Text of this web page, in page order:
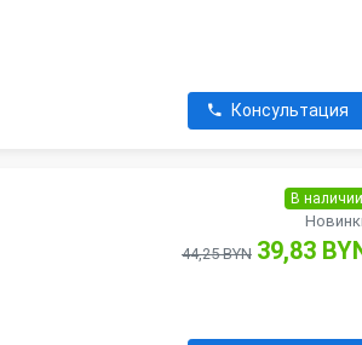
Консультация
В наличии
44,25 BYN 39,83